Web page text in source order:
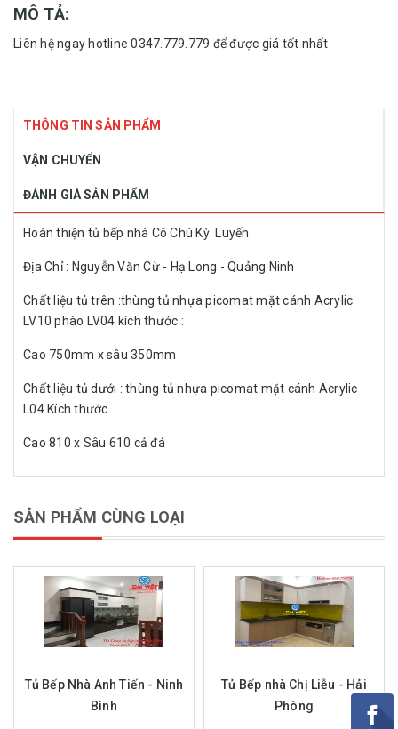
MÔ TẢ:
Liên hệ ngay hotline 0347.779.779 để được giá tốt nhất
THÔNG TIN SẢN PHẨM
VẬN CHUYỂN
ĐÁNH GIÁ SẢN PHẨM
Hoàn thiện tủ bếp nhà Cô Chú Kỳ Luyến
Địa Chỉ : Nguyễn Văn Cừ - Hạ Long - Quảng Ninh
Chất liệu tủ trên :thùng tủ nhựa picomat mặt cánh Acrylic
LV10 phào LV04 kích thước :
Cao 750mm x sâu 350mm
Chất liệu tủ dưới : thùng tủ nhựa picomat mặt cánh Acrylic
L04 Kích thước
Cao 810 x Sâu 610 cả đá
SẢN PHẨM CÙNG LOẠI
Tủ Bếp Nhà Anh Tiến - Ninh
Bình
Tủ Bếp nhà Chị Liễu - Hải
Phòng